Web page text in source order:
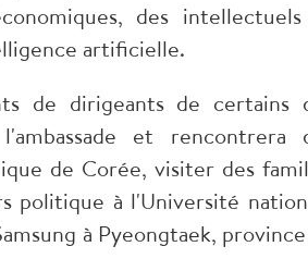
des
artificielle.
de dirigeants de certains
et rencontrera
de Corée, visiter des
politique à l'Université
à Pyeongtaek,